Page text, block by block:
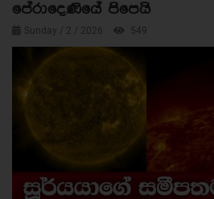
පේරාදෙණියේ පිපෙයි
Sunday / 2 / 2026 549